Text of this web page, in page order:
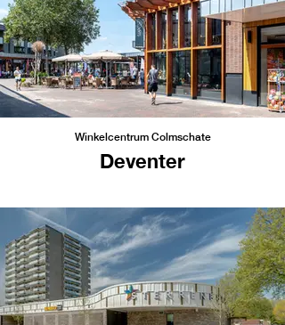
Winkelcentrum Colmschate
Deventer